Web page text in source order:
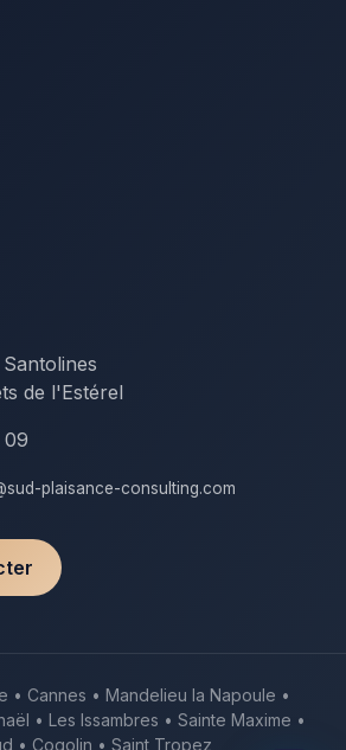
de l'Estérel
09
plaisance-consulting.com
• Cannes • Mandelieu la Napoule •
• Les Issambres • Sainte Maxime •
• Cogolin • Saint Tropez